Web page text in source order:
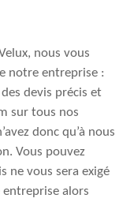
nous vous
notre entreprise :
devis précis et
sur tous nos
donc qu’à nous
Vous pouvez
ne vous sera exigé
alors